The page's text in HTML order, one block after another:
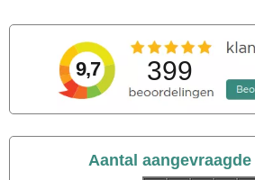
9,7 399
Aantal